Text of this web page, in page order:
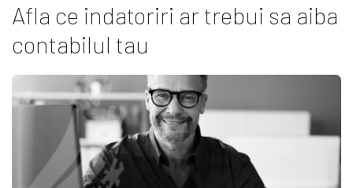
Afla ce indatoriri ar trebui sa aiba
contabilul tau